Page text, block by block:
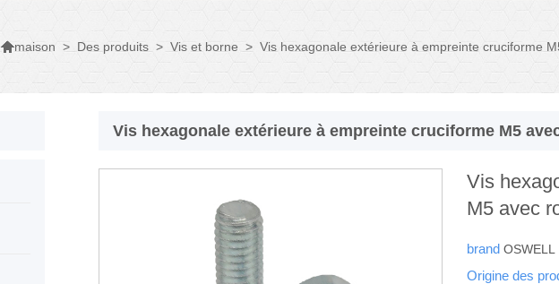
maison > Des produits > Vis et borne > Vis hexagonale extérieure à empreinte cruciforme
Vis hexagonale extérieure à empreinte cruciforme M5
Vis
M5 avec
brandOSWELL
Origine des